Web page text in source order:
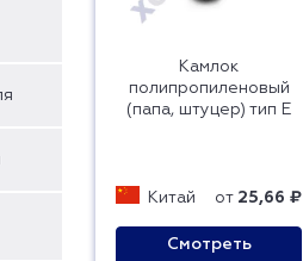
Камлок
полипропиленовый
(папа, штуцер) тип E
Китай от 25,66 ₽
Смотреть